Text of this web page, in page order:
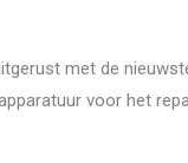
met de
voor het